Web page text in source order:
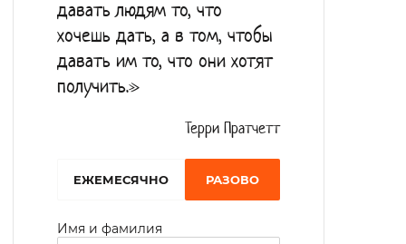
давать людям то, что
хочешь дать, а в том, чтобы
давать им то, что они хотят
получить.»
Терри Пратчетт
EЖЕМЕСЯЧНО РАЗОВО
Имя и фамилия